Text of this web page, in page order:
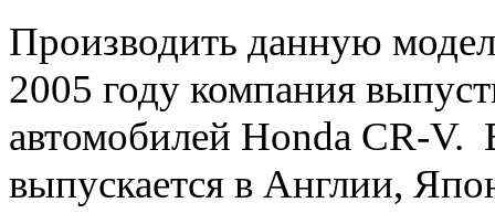
Производить данную
2005 году компания
автомобилей Honda CR-V.
выпускается в Англии,